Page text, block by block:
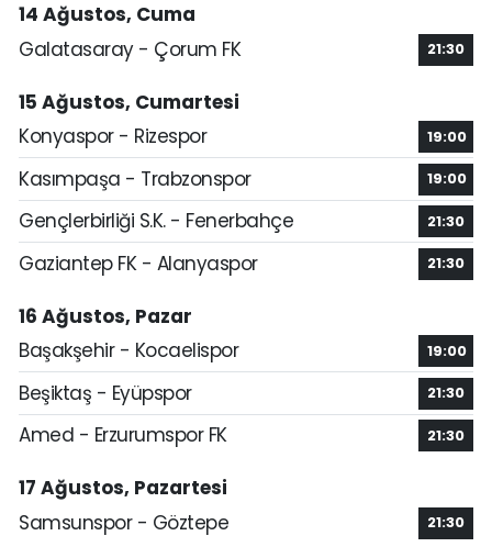
14 Ağustos, Cuma
Galatasaray - Çorum FK
21:30
15 Ağustos, Cumartesi
Konyaspor - Rizespor
19:00
Kasımpaşa - Trabzonspor 19:00
Gençlerbirliği S.K. - Fenerbahçe 21:30
Gaziantep FK - Alanyaspor 21:30
16 Ağustos, Pazar
Başakşehir - Kocaelispor
19:00
Beşiktaş - Eyüpspor 21:30
Amed - Erzurumspor FK 21:30
17 Ağustos, Pazartesi
Samsunspor - Göztepe
21:30